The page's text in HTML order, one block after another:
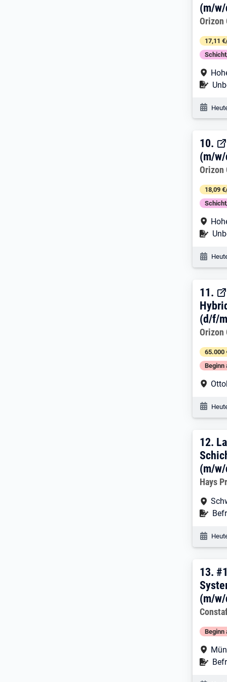
(m/
Orizon
17,11
10.
10.
(m/
Orizon
18,09
11.
11.
(d/f/
Orizon
65.000
Beginn
12.
12.
(m/
Hays
13.
13.
(m/
Beginn